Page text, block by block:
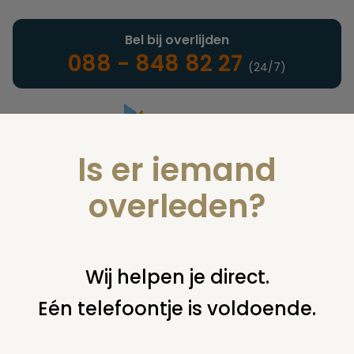
Landelijke uitvaartonderneming
Bel bij overlijden
088 - 848 82 27 (24/7)
U bent hier: home verzekeringen overige financiering uit
Is er iemand
overleden?
Wij helpen je direct.
Eén telefoontje is voldoende.